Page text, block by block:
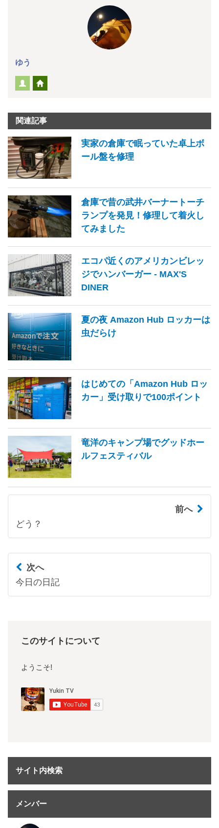
ゆう
関連記事
実家の倉庫で眠っていた卓上ボ
ール盤を修理
倉庫で昔の武井バーナートーチ
ランプを発見！修理して着火し
てみました
エコパ近くのアメリカンビレッ
ジでハンバーガー - MAX'S
DINER
夏の夜 Amazon Hub ロッカーは
虫だらけ
はじめての「Amazon Hub ロッ
カー」受け取りで100ポイント
竜洋のキャンプ場でグッドホー
ルフェスティバル
前へ
どう？
次へ
今日の日記
このサイトについて
ようこそ!
サイト内検索
メンバー